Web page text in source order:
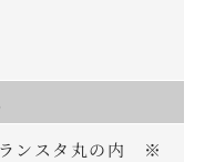
ランスタ丸の内 ※